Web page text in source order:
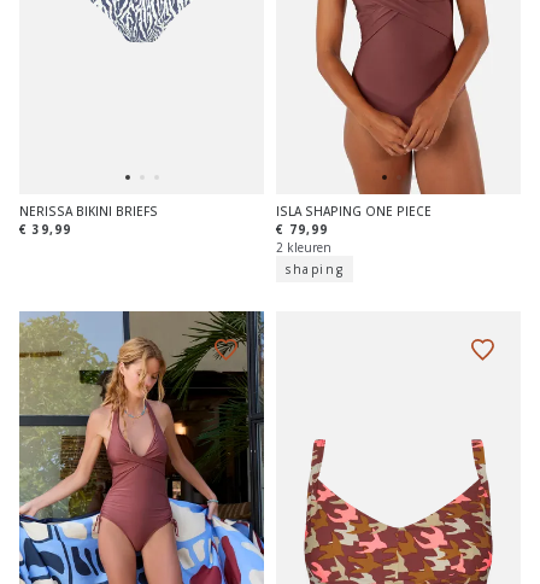
NERISSA BIKINI BRIEFS
€ 39,99
ISLA SHAPING ONE PIECE
€ 79,99
2 kleuren
shaping